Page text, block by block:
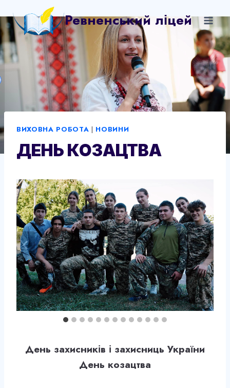
до
вмісту
Ревненський ліцей
ВИХОВНА РОБОТА | НОВИНИ
ДЕНЬ КОЗАЦТВА
День захисників і захисниць України
День козацтва